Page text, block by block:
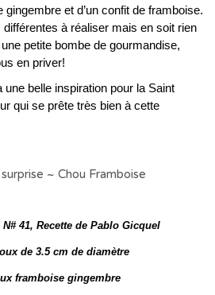
gingembre et d’un confit de framboise.
différentes à réaliser mais en soit rien
petite bombe de gourmandise,
en priver!
belle inspiration pour la Saint
qui se prête très bien à cette
41, Recette de Pablo Gicquel
de 3.5 cm de diamètre
framboise gingembre